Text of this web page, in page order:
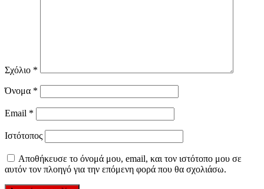
Σχόλιο *
Όνομα *
Email *
Ιστότοπος
Αποθήκευσε το όνομά μου, email, και τον ιστότοπο μου σε
αυτόν τον πλοηγό για την επόμενη φορά που θα σχολιάσω.